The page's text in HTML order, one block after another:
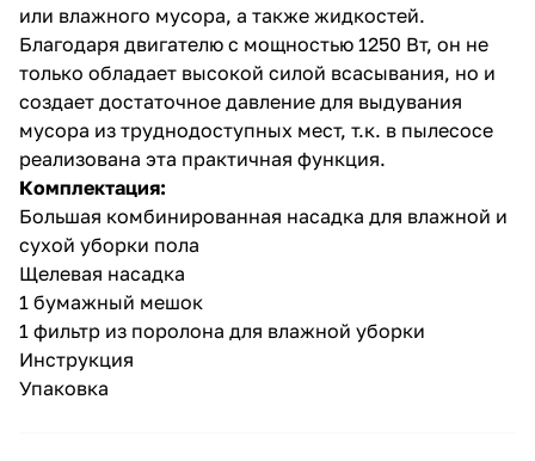
или влажного мусора, а также жидкостей.
Благодаря двигателю с мощностью 1250 Вт, он не
только обладает высокой силой всасывания, но и
создает достаточное давление для выдувания
мусора из труднодоступных мест, т.к. в пылесосе
реализована эта практичная функция.
Комплектация:
Большая комбинированная насадка для влажной и
сухой уборки пола
Щелевая насадка
1 бумажный мешок
1 фильтр из поролона для влажной уборки
Инструкция
Упаковка
раз в 2 недели